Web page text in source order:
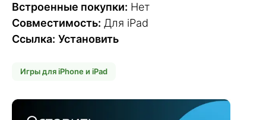
Встроенные покупки: Нет
Совместимость: Для iPad
Ссылка: Установить
Игры для iPhone и iPad